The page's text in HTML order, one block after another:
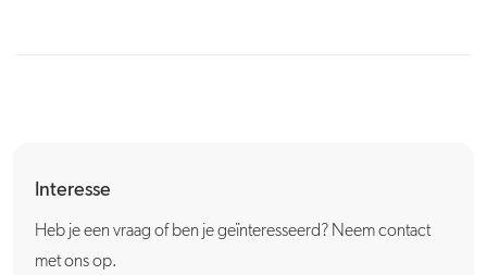
Interesse
Heb je een vraag of ben je geïnteresseerd? Neem contact
met ons op.